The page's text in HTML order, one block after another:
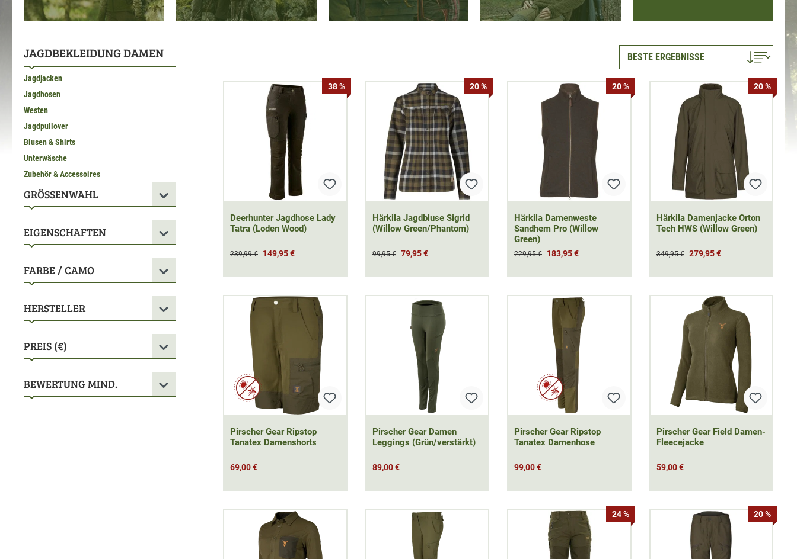
JAGDBEKLEIDUNG DAMEN
Jagdjacken
Jagdhosen
Westen
Jagdpullover
Blusen & Shirts
Unterwäsche
Zubehör & Accessoires
GRÖSSENWAHL
EIGENSCHAFTEN
FARBE / CAMO
HERSTELLER
PREIS (€)
BEWERTUNG MIND.
38 %
Deerhunter Jagdhose Lady
Tatra (Loden Wood)
239,99 € 149,95 €
20 %
Härkila Jagdbluse Sigrid
(Willow Green/Phantom)
99,95 € 79,95 €
20 %
Härkila Damenweste
Sandhem Pro (Willow
Green)
229,95 € 183,95 €
20 %
Härkila Damenjacke Orton
Tech HWS (Willow Green)
349,95 € 279,95 €
Pirscher Gear Ripstop
Tanatex Damenshorts
69,00 €
Pirscher Gear Damen
Leggings (Grün/verstärkt)
89,00 €
Pirscher Gear Ripstop
Tanatex Damenhose
99,00 €
Pirscher Gear Field Damen-
Fleecejacke
59,00 €
24 % 20 %